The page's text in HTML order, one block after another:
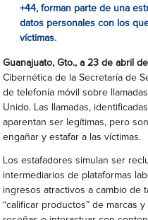
+44, forman parte de una
datos personales con los
víctimas.
Guanajuato, Gto., a 23 de abril
Cibernética de la Secretaría de
de telefonía móvil sobre
Unido. Las llamadas,
aparentan ser legítimas, pero
engañar y estafar a las víctimas.
Los estafadores simulan ser
intermediarios de plataformas
ingresos atractivos a cambio de
“calificar productos” de marcas